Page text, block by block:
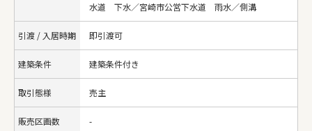
水道 下水／宮崎市公営下水道 雨水／側溝
引渡 / 入居時期 即引渡可
建築条件 建築条件付き
取引態様 売主
販売区画数 -